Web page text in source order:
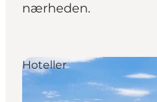
nærheden.
Hoteller